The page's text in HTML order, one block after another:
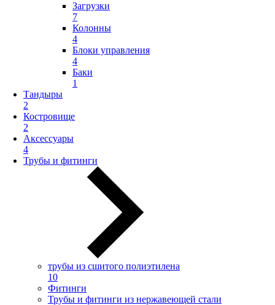
Загрузки
7
Колонны
4
Блоки управления
4
Баки
1
Тандыры
2
Костровище
2
Аксессуары
4
Трубы и фитинги
трубы из сшитого полиэтилена
10
Фитинги
Трубы и фитинги из нержавеющей стали